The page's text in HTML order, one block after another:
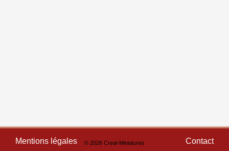
Mentions légales © 2026 Creal-Miniatures Contact